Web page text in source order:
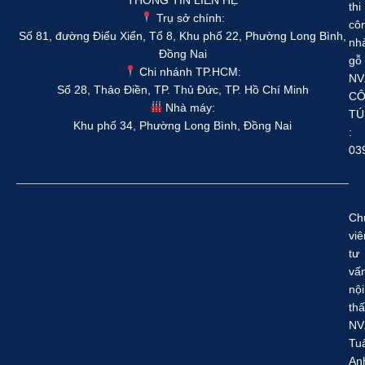
Trụ sở chính:
Số 81, đường Điểu Xiển, Tổ 8, Khu phố 22, Phường Long Bình,
Đồng Nai
Chi nhánh TP.HCM:
Số 28, Thảo Điền, TP. Thủ Đức, TP. Hồ Chí Minh
Nhà máy:
Khu phố 34, Phường Long Bình, Đồng Nai
thi
gỗ
TÚ
:
tư
nội